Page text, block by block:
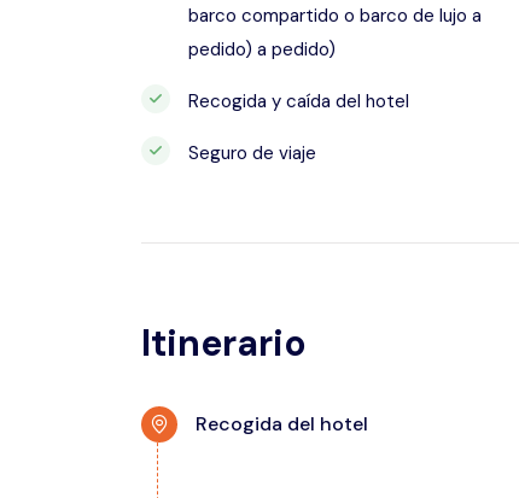
barco compartido o barco de lujo a
pedido) a pedido)
Recogida y caída del hotel
Seguro de viaje
Itinerario
Recogida del hotel